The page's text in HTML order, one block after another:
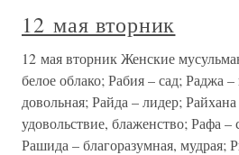
12 мая вторник
12 мая вторник Женские
белое облако; Рабия – сад; Раджа
довольная; Райда – лидер;
удовольствие, блаженство; Рафа –
Рашида – благоразумная, мудрая;